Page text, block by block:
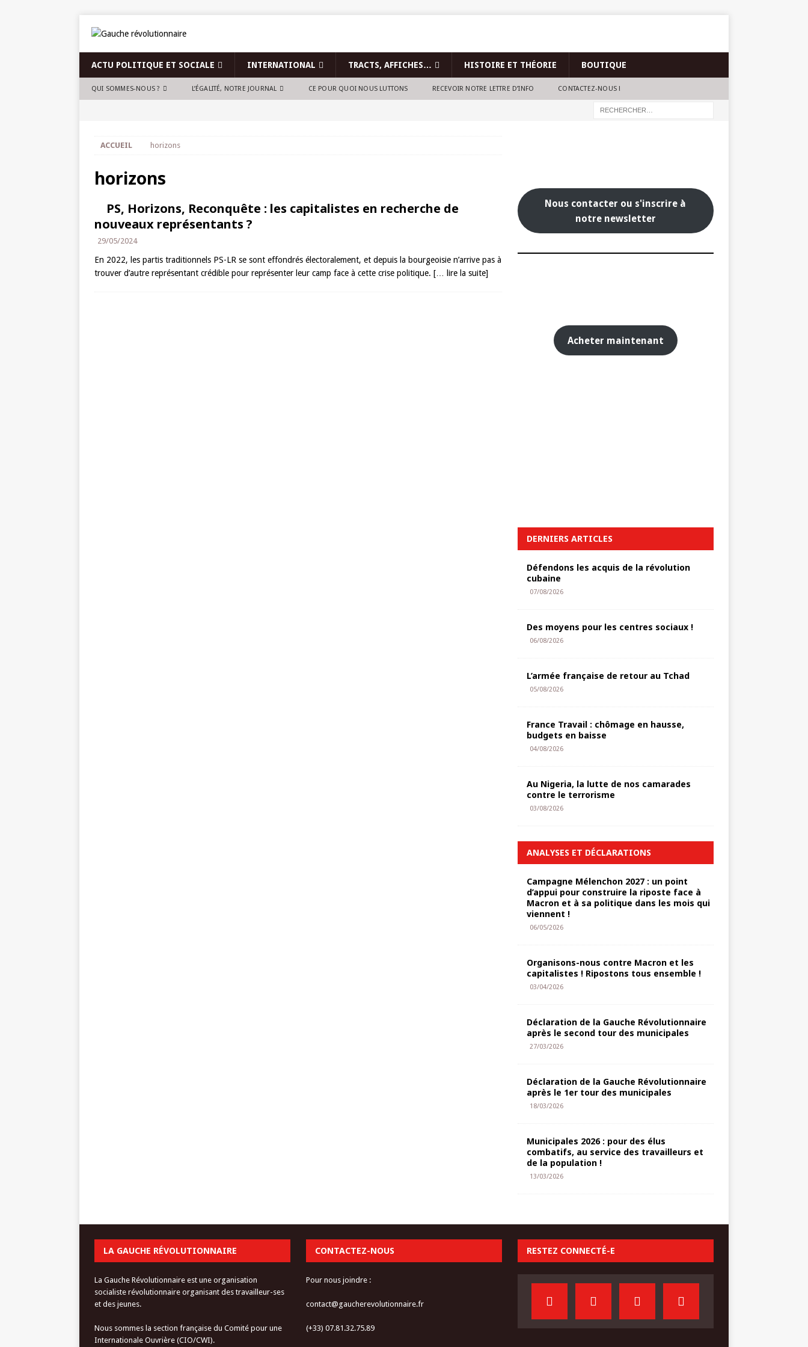
ACTU POLITIQUE ET SOCIALE INTERNATIONAL TRACTS, AFFICHES… HISTOIRE ET THÉORIE BOUTIQUE
QUI SOMMES-NOUS ? L’ÉGALITÉ, NOTRE JOURNAL CE POUR QUOI NOUS LUTTONS RECEVOIR NOTRE LETTRE D’INFO CONTACTEZ-NOUS !
ACCUEIL horizons
horizons
PS, Horizons, Reconquête : les capitalistes en recherche de
nouveaux représentants ?
29/05/2024
En 2022, les partis traditionnels PS-LR se sont effondrés électoralement, et depuis la bourgeoisie n’arrive pas à
trouver d’autre représentant crédible pour représenter leur camp face à cette crise politique. [… lire la suite]
Nous contacter ou s'inscrire à
notre newsletter
Acheter maintenant
DERNIERS ARTICLES
Défendons les acquis de la révolution
cubaine
07/08/2026
Des moyens pour les centres sociaux !
06/08/2026
L’armée française de retour au Tchad
05/08/2026
France Travail : chômage en hausse,
budgets en baisse
04/08/2026
Au Nigeria, la lutte de nos camarades
contre le terrorisme
03/08/2026
ANALYSES ET DÉCLARATIONS
Campagne Mélenchon 2027 : un point
d’appui pour construire la riposte face à
Macron et à sa politique dans les mois qui
viennent !
06/05/2026
Organisons-nous contre Macron et les
capitalistes ! Ripostons tous ensemble !
03/04/2026
Déclaration de la Gauche Révolutionnaire
après le second tour des municipales
27/03/2026
Déclaration de la Gauche Révolutionnaire
après le 1er tour des municipales
18/03/2026
Municipales 2026 : pour des élus
combatifs, au service des travailleurs et
de la population !
13/03/2026
LA GAUCHE RÉVOLUTIONNAIRE
La Gauche Révolutionnaire est une organisation
socialiste révolutionnaire organisant des travailleur-ses
et des jeunes.
Nous sommes la section française du Comité pour une
Internationale Ouvrière (CIO/CWI).
CONTACTEZ-NOUS
Pour nous joindre :
contact@gaucherevolutionnaire.fr
(+33) 07.81.32.75.89
RESTEZ CONNECTÉ-E